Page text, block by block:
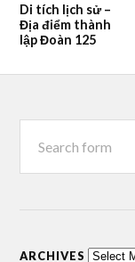
Di tích lịch sử –
Địa điểm thành
lập Đoàn 125
ARCHIVES